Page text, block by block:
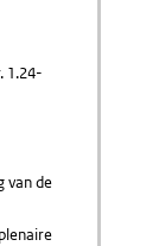
1.24-
van de